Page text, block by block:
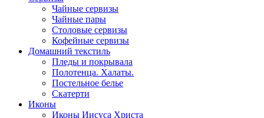
Чайные сервизы
Чайные пары
Столовые сервизы
Кофейные сервизы
Домашний текстиль
Пледы и покрывала
Полотенца. Халаты.
Постельное белье
Скатерти
Иконы
Иконы Иисуса Христа